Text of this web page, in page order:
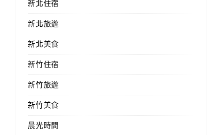
新北住宿
新北旅遊
新北美食
新竹住宿
新竹旅遊
新竹美食
晨光時間